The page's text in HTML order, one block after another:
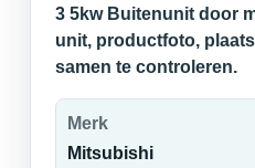
3 5kw Buitenunit door
unit, productfoto,
samen te controleren.
Merk
Mitsubishi